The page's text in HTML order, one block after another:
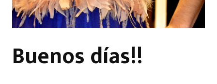
Buenos días!!